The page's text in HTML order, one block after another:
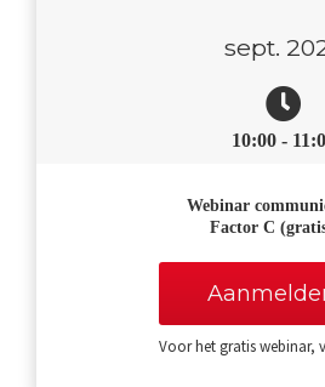
sept.
10:00 -
Webinar
Factor C
Voor het gratis webinar,